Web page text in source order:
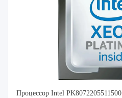
Процессор Intel PK8072205511500